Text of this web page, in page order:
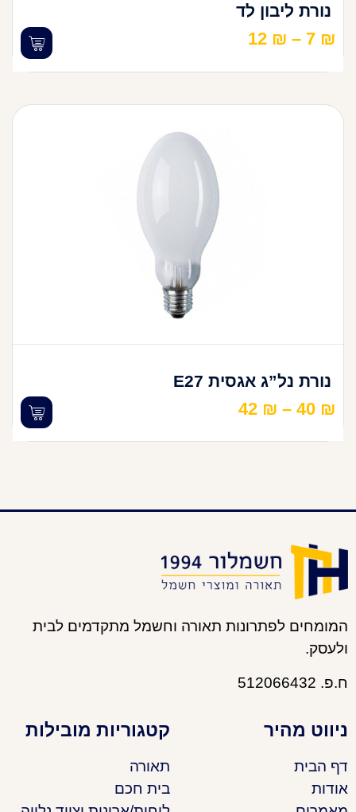
נורת ליבון לד
7 ₪
–
12 ₪
נורת נל”ג אגסית E27
40 ₪
–
42 ₪
המומחים לפתרונות תאורה וחשמל מתקדמים לבית
ולעסק.
ח.פ. 512066432
ניווט מהיר
דף הבית
אודות
קטגוריות מובילות
תאורה
בית חכם